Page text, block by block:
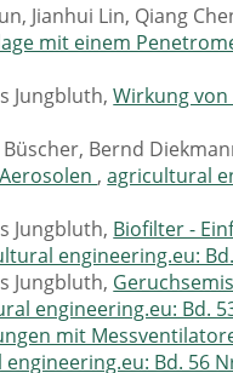
Jianhui Lin, Qiang
mit einem
Jungbluth,Wirkung
Bernd
,agricultural
Jungbluth, Biofilter -
engineering.eu:
Jungbluth,
engineering.eu: Bd.
mit
Bd. 56